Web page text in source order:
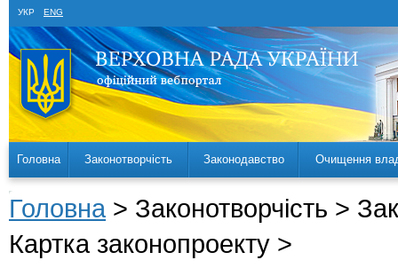
УКР ENG
Головна Законотворчість Законодавство Очищення
Головна > Законотворчість >
Картка законопроекту >